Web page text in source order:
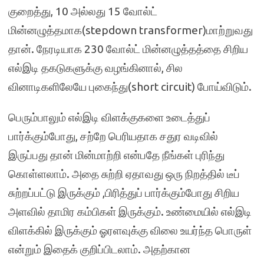
குறைத்து, 10 அல்லது 15 வோல்ட்
மின்னழுத்தமாக(stepdown transformer)மாற்றுவது
தான். நேரடியாக 230 வோல்ட் மின்னழுத்தத்தை சிறிய
எல்இடி தகடுகளுக்கு வழங்கினால், சில
வினாடிகளிலேயே புகைந்து(short circuit) போய்விடும்.
பெரும்பாலும் எல்இடி விளக்குகளை உடைத்துப்
பார்க்கும்போது, சற்றே பெரியதாக சதுர வடிவில்
இருப்பது தான் மின்மாற்றி என்பதே நீங்கள் புரிந்து
கொள்ளலாம். அதை சுற்றி ஏதாவது ஒரு நிறத்தில் டீப்
சுற்றப்பட்டு இருக்கும் ,பிரித்துப் பார்க்கும்போது சிறிய
அளவில் தாமிர கம்பிகள் இருக்கும். உண்மையில் எல்இடி
விளக்கில் இருக்கும் ஓரளவுக்கு விலை உயர்ந்த பொருள்
என்றும் இதைக் குறிப்பிடலாம். அதற்கான